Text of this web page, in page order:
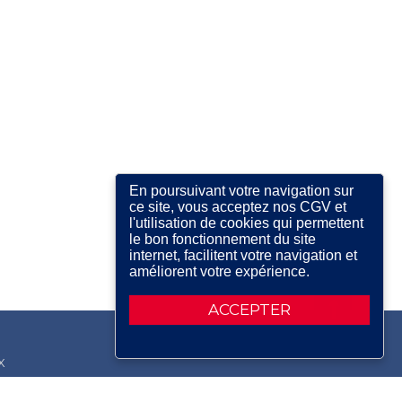
ACCEPTER
En poursuivant votre navigation sur
ce site, vous acceptez nos CGV et
l'utilisation de cookies qui permettent
le bon fonctionnement du site
internet, facilitent votre navigation et
améliorent votre expérience.